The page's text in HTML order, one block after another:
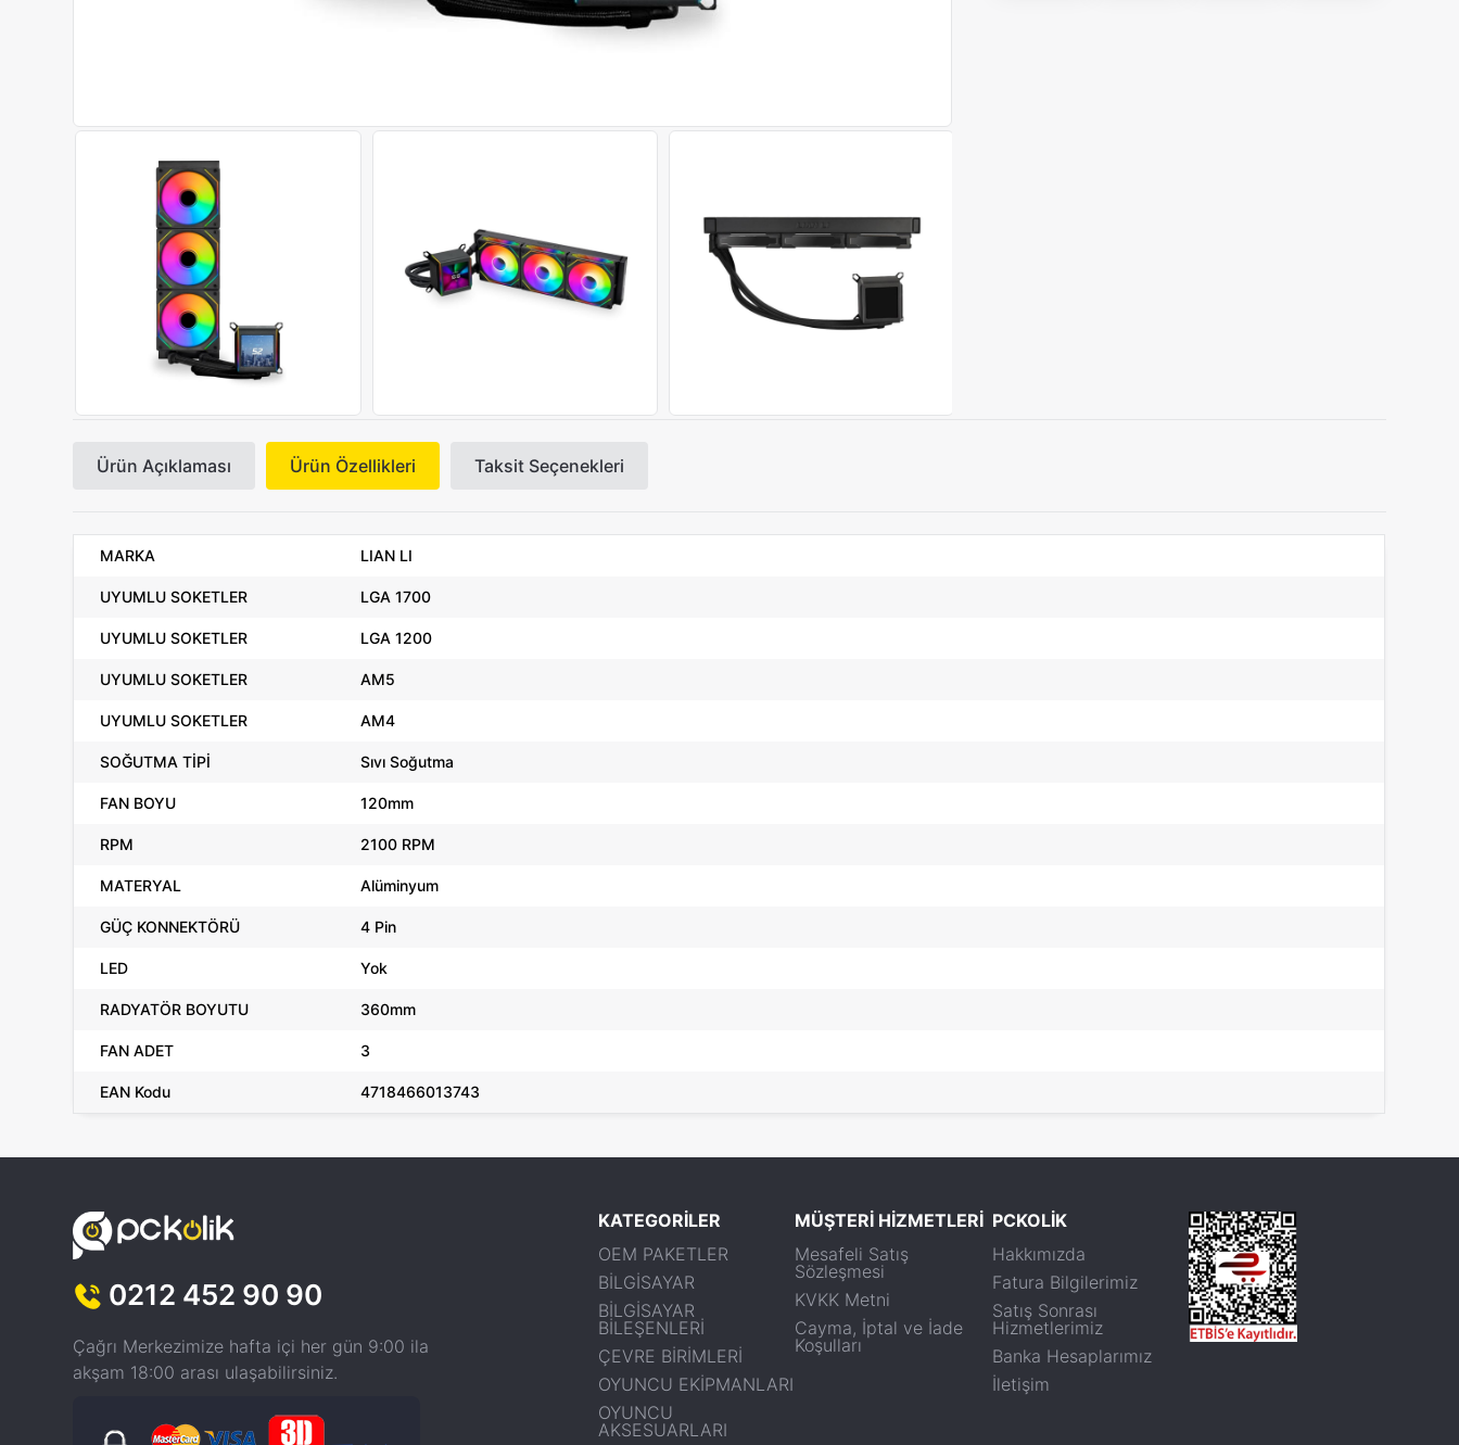
Ürün Açıklaması Ürün Özellikleri Taksit Seçenekleri
MARKA LIAN LI
UYUMLU SOKETLER LGA 1700
UYUMLU SOKETLER LGA 1200
UYUMLU SOKETLER AM5
UYUMLU SOKETLER AM4
SOĞUTMA TİPİ Sıvı Soğutma
FAN BOYU 120mm
RPM 2100 RPM
MATERYAL Alüminyum
GÜÇ KONNEKTÖRÜ 4 Pin
LED Yok
RADYATÖR BOYUTU 360mm
FAN ADET 3
EAN Kodu 4718466013743
0212 452 90 90
Çağrı Merkezimize hafta içi her gün 9:00 ila
akşam 18:00 arası ulaşabilirsiniz.
KATEGORİLER
OEM PAKETLER
BİLGİSAYAR
BİLGİSAYAR
BİLEŞENLERİ
ÇEVRE BİRİMLERİ
OYUNCU EKİPMANLARI
OYUNCU
AKSESUARLARI
MÜŞTERİ HİZMETLERİ
Mesafeli Satış
Sözleşmesi
KVKK Metni
Cayma, İptal ve İade
Koşulları
PCKOLİK
Hakkımızda
Fatura Bilgilerimiz
Satış Sonrası
Hizmetlerimiz
Banka Hesaplarımız
İletişim